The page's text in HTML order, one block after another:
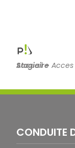
Accueil– Acces
ClickApp Bordeaux Rive Droite Stagiaire
CONDUITE